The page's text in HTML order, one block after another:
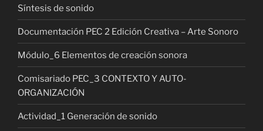
Síntesis de sonido
Documentación PEC 2 Edición Creativa – Arte Sonoro
Módulo_6 Elementos de creación sonora
Comisariado PEC_3 CONTEXTO Y AUTO-
ORGANIZACIÓN
Actividad_1 Generación de sonido